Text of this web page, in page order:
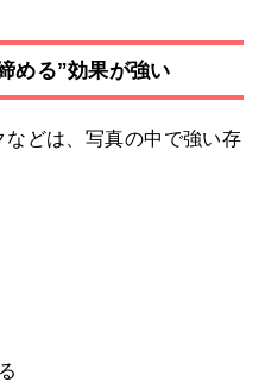
める”効果が強い
どは、写真の中で強い存